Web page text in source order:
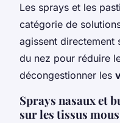
Les sprays et les
catégorie de
agissent directement
du nez pour réduire
décongestionner les
Sprays nasaux et
sur les tissus mous